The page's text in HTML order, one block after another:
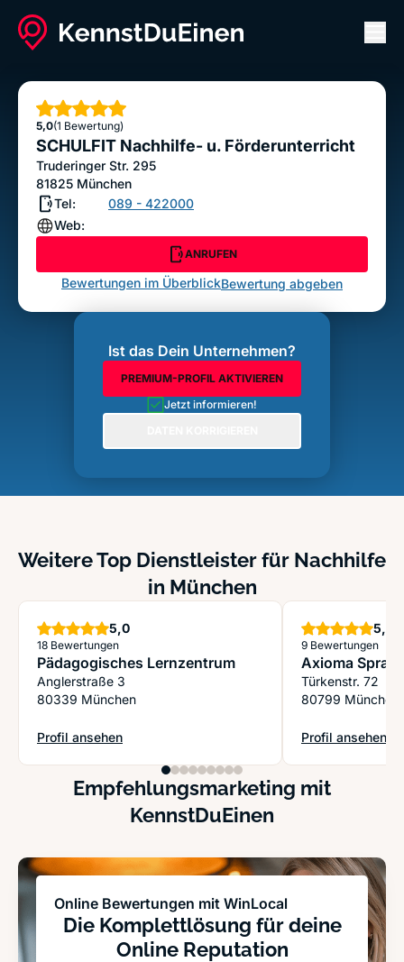
SCHULFIT Nachhilfe- u. Förderunterricht
5,0
Sterne
(1 Bewertung)
SCHULFIT Nachhilfe- u. Förderunterricht
Truderinger Str. 295
81825 München
Tel:
089 - 422000
Web:
ANRUFEN
Bewertungen im ÜberblickBewertung abgeben
Ist das Dein Unternehmen?
PREMIUM-PROFIL AKTIVIEREN
Jetzt informieren!
Weitere Top Dienstleister für Nachhilfe
in München
5,0Sterne
18 Bewertungen
Pädagogisches Lernzentrum
Anglerstraße 3
80339 München
Profil ansehen
: Pädagogisches Lernzentrum
5,0
9 Bewertungen
Axioma
Türkenstr. 72
80799 München
Profil ansehen
: Axioma
Empfehlungsmarketing mit
KennstDuEinen
Online Bewertungen mit WinLocal
Die Komplettlösung für deine
Online Reputation